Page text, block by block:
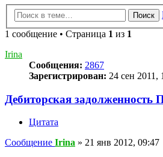
Поиск
1 сообщение • Страница 1 из 1
Irina
Сообщения: 2867
Зарегистрирован: 24 сен 2011,
Дебиторская
Цитата
Сообщение Irina » 21 янв 2012, 09:47